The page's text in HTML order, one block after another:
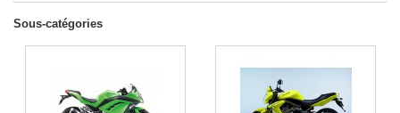
Sous-catégories